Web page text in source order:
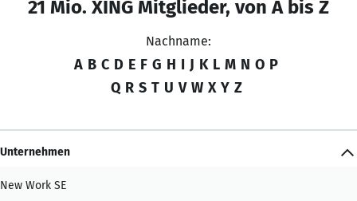
21 Mio. XING Mitglieder, von A bis Z
Nachname:
A B C D E F G H I J K L M N O P
Q R S T U V W X Y Z
Unternehmen
New Work SE